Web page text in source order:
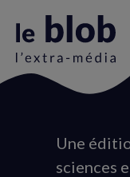
Animation
du
Une
sciences